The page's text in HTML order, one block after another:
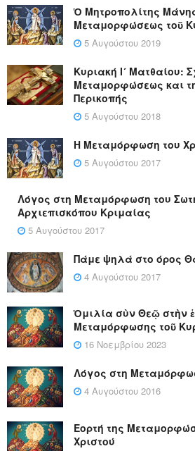
Ὁ Μητροπολίτης
Μεταμορφώσεως τοῦ
5 Αυγούστου 2019
Κυριακή Ι´ Ματθαίου:
Μεταμορφώσεως και
Περικοπής
5 Αυγούστου 2018
Η Μεταμόρφωση του
5 Αυγούστου 2017
Λόγος στη Μεταμόρφωση του
Αρχιεπισκόπου Κριμαίας
5 Αυγούστου 2017
Πάμε ψηλά στο όρος
4 Αυγούστου 2017
Ὁμιλία σὺν Θεῷ στὴν
Μεταμόρφωσης τοῦ
16 Νοεμβρίου 2023
Λόγος στη
4 Αυγούστου 2016
Εορτή της
Χριστού